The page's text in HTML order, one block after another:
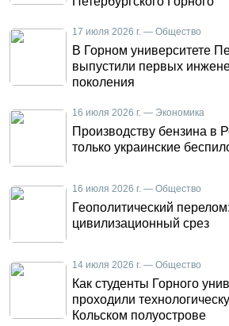
17 июля 2026 г. — Общество
В Горном университете
выпустили первых
поколения
16 июля 2026 г. — Экономика
Производству бензина в
только украинские
16 июля 2026 г. — Общество
Геополитический
цивилизационный срез
14 июля 2026 г. — Общество
Как студенты Горного
проходили
Кольском полуострове